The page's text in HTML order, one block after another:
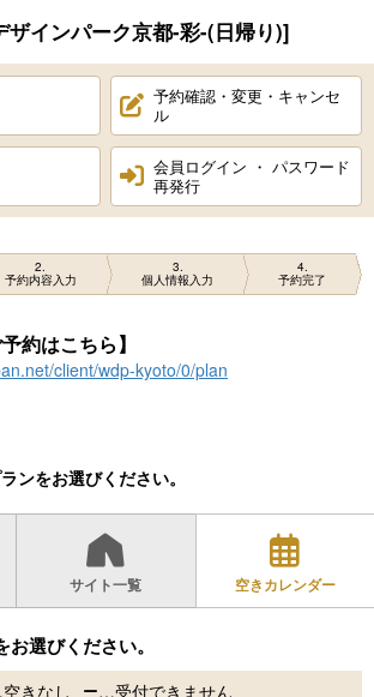
ザインパーク京都-彩-(日帰り)]
予約確認・変更・キャンセ
ル
会員ログイン ・ パスワード
再発行
2
予約内容入力
3
個人情報入力
4
予約完了
約はこちら】
client/wdp-kyoto/0/plan
ンをお選びください。
サイト一覧 空きカレンダー
選びください。
きなし …受付できません